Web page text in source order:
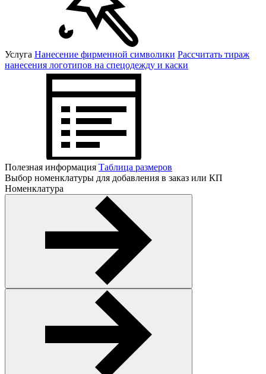
Услуга Нанесение фирменной символики Рассчитать тираж
нанесения логотипов на спецодежду и каски
Полезная информация Таблица размеров
Выбор номенклатуры для добавления в заказ или КП
Номенклатура